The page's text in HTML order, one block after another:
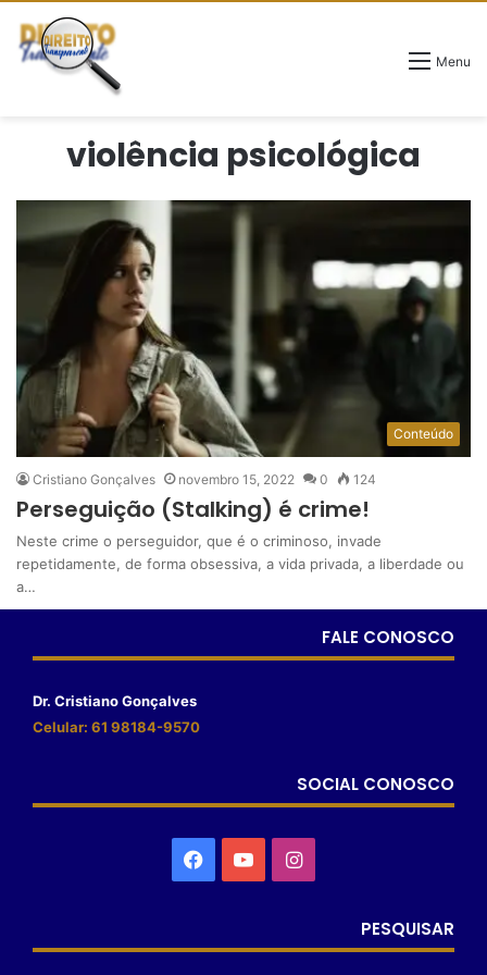
Menu
violência psicológica
Conteúdo
Cristiano Gonçalves novembro 15, 2022 0 124
Perseguição (Stalking) é crime!
Neste crime o perseguidor, que é o criminoso, invade
repetidamente, de forma obsessiva, a vida privada, a liberdade ou
a…
FALE CONOSCO
Dr. Cristiano Gonçalves
Celular: 61 98184-9570
SOCIAL CONOSCO
PESQUISAR